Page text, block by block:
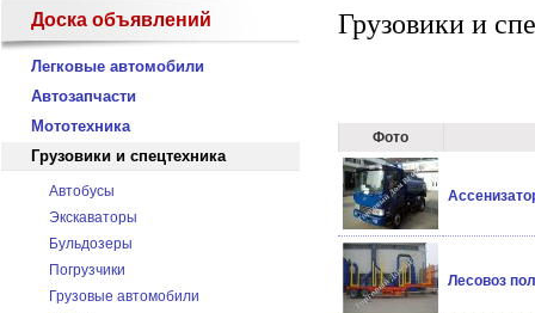
Доска объявлений
Легковые автомобили
Автозапчасти
Мототехника
Грузовики и спецтехника
Автобусы
Экскаваторы
Бульдозеры
Погрузчики
Грузовые автомобили
Грузовики и
Фото
Лесовоз